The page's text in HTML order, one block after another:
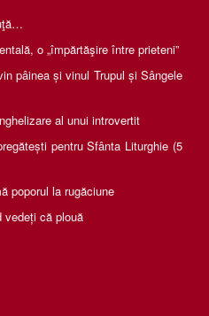
o „împărtăşire între prieteni”
pâinea și vinul Trupul și Sângele
al unui introvertit
pentru Sfânta Liturghie (5
poporul la rugăciune
vedeți că plouă